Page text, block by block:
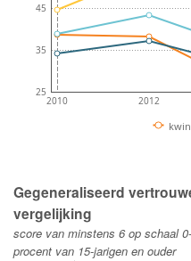
2010 2012
25
35
45
Gegeneraliseerd
vergelijking
score van minstens 6 op schaal
procent van 15-jarigen en ouder